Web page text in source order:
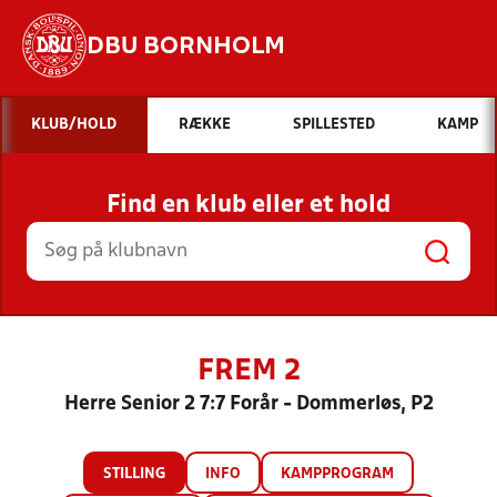
DBU BORNHOLM
Hvad vil du søge efter?
INDHOLD OG NYHEDER
STILLINGER, RESULTATER, KLUBBER OG
HOLD
KLUB/HOLD RÆKKE SPILLESTED KAMP
Find en klub eller et hold
FREM 2
Herre Senior 2 7:7 Forår - Dommerløs, P2
STILLING INFO KAMPPROGRAM